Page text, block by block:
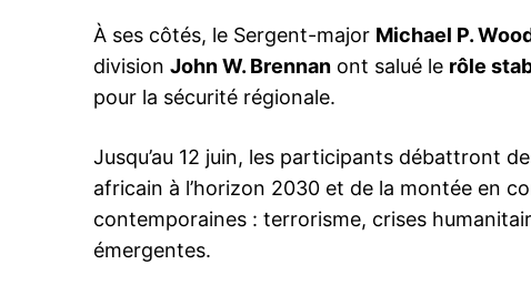
À ses côtés, le Sergent-major Michael P.
division John W. Brennan ont salué le rôle
pour la sécurité régionale.
Jusqu’au 12 juin, les participants débattront
africain à l’horizon 2030 et de la montée en
contemporaines : terrorisme, crises
émergentes.